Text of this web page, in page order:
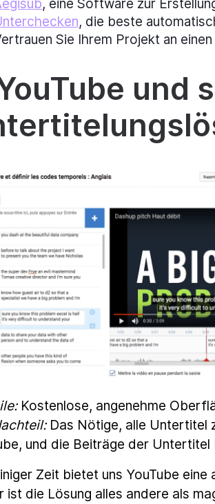
, eine Software zur
, die beste
Sie Ihrem Projekt an
und
Kostenlose, angenehme
Das Nötige, alle Untertitel
und die Beiträge der
Zeit bietet uns YouTube
ist die Lösung alles andere als